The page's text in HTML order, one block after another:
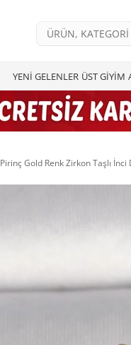
YENİ GELENLER ÜST GİYİM
Pirinç Gold Renk Zirkon Taşlı